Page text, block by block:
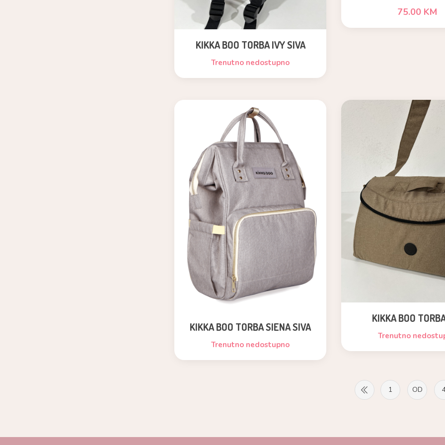
KIKKA BOO TORBA IVY SIVA
Trenutno nedostupno
GREEN
75.00 KM
KIKKA BOO TORBA SIENA SIVA
Trenutno nedostupno
KIKKA BOO
Trenutno
1 OD